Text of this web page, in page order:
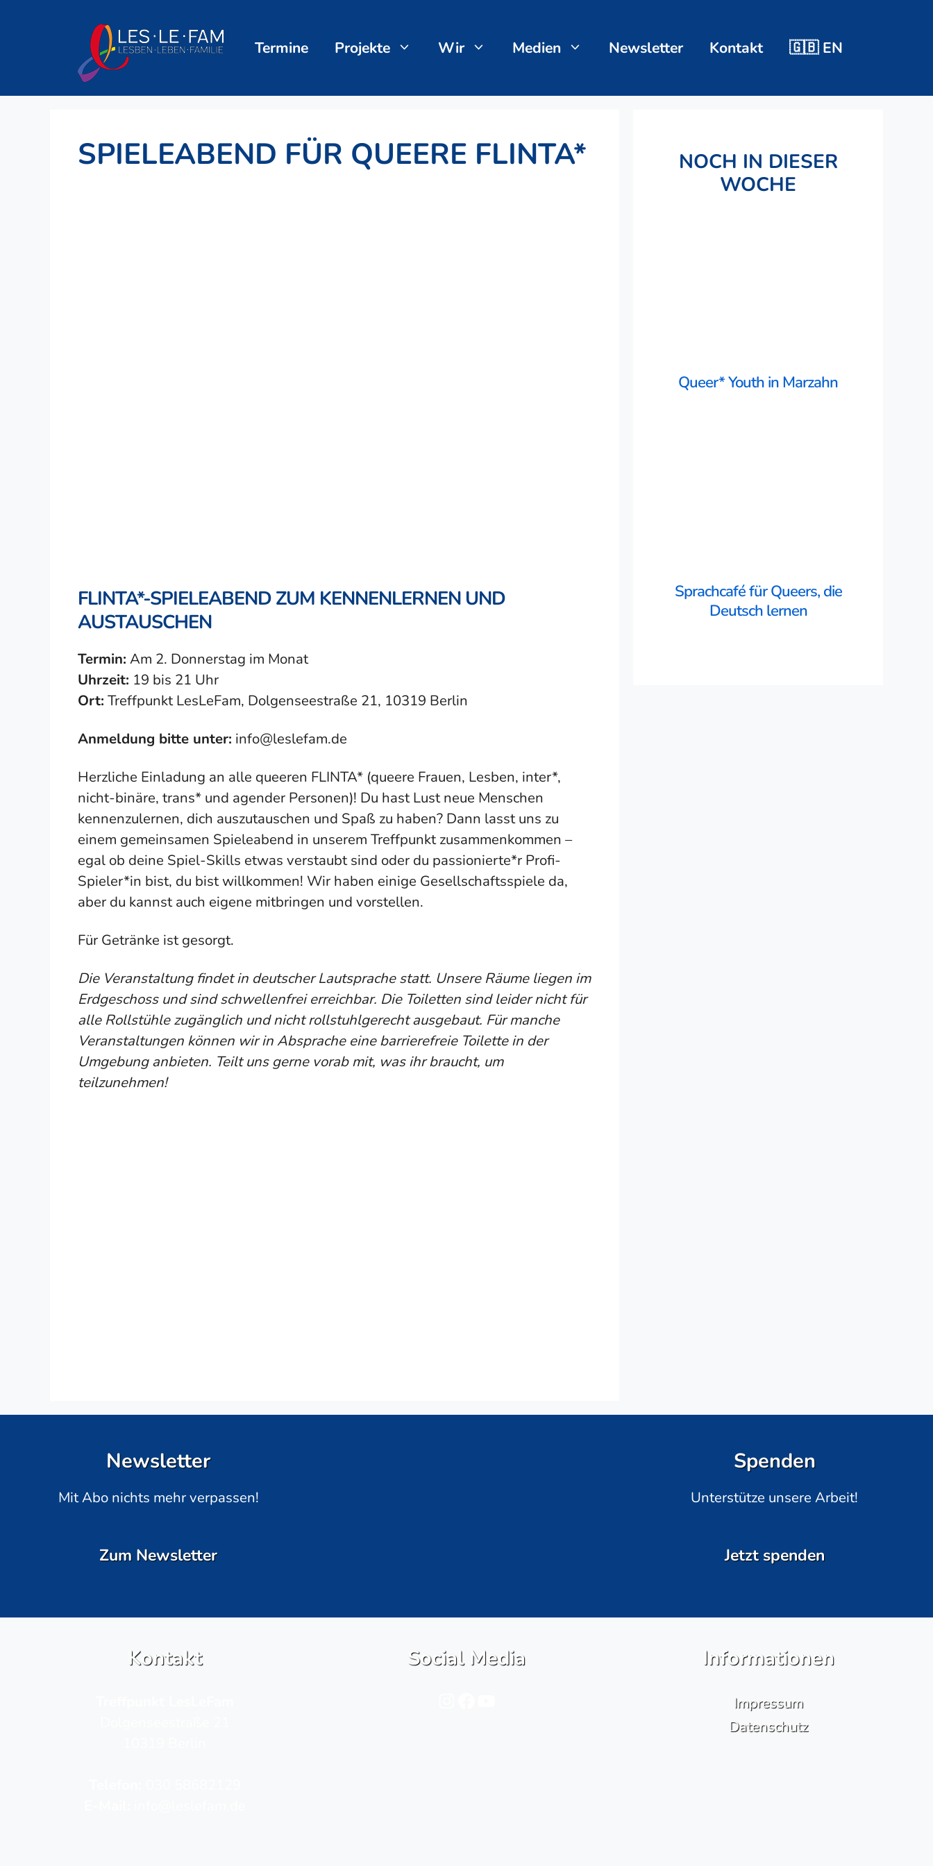
Termine Projekte Wir Medien Newsletter Kontakt 🇬🇧 EN
SPIELEABEND FÜR QUEERE FLINTA*
FLINTA*-SPIELEABEND ZUM KENNENLERNEN UND
AUSTAUSCHEN
Termin: Am 2. Donnerstag im Monat
Uhrzeit: 19 bis 21 Uhr
Ort: Treffpunkt LesLeFam, Dolgenseestraße 21, 10319 Berlin
Anmeldung bitte unter: info@leslefam.de
Herzliche Einladung an alle queeren FLINTA* (queere Frauen, Lesben, inter*,
nicht-binäre, trans* und agender Personen)! Du hast Lust neue Menschen
kennenzulernen, dich auszutauschen und Spaß zu haben? Dann lasst uns zu
einem gemeinsamen Spieleabend in unserem Treffpunkt zusammenkommen –
egal ob deine Spiel-Skills etwas verstaubt sind oder du passionierte*r Profi-
Spieler*in bist, du bist willkommen! Wir haben einige Gesellschaftsspiele da,
aber du kannst auch eigene mitbringen und vorstellen.
Für Getränke ist gesorgt.
Die Veranstaltung findet in deutscher Lautsprache statt. Unsere Räume liegen im
Erdgeschoss und sind schwellenfrei erreichbar. Die Toiletten sind leider nicht für
alle Rollstühle zugänglich und nicht rollstuhlgerecht ausgebaut. Für manche
Veranstaltungen können wir in Absprache eine barrierefreie Toilette in der
Umgebung anbieten. Teilt uns gerne vorab mit, was ihr braucht, um
teilzunehmen!
NOCH IN DIESER
WOCHE
Queer* Youth in Marzahn
Sprachcafé für Queers, die
Deutsch lernen
Newsletter
Mit Abo nichts mehr verpassen!
Zum Newsletter
Spenden
Unterstütze unsere Arbeit!
Jetzt spenden
Kontakt
Social Media
Informationen
Impressum
Datenschutz